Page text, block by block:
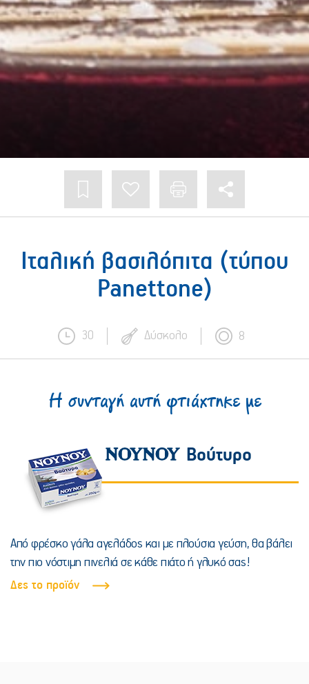
Ιταλική βασιλόπιτα (τύπου
Panettone)
30 Δύσκολο 8
Η συνταγή αυτή φτιάχτηκε με
Βούτυρο
Από φρέσκο γάλα αγελάδος και με πλούσια γεύση, θα βάλει
την πιο νόστιμη πινελιά σε κάθε πιάτο ή γλυκό σας!
Δες το προϊόν